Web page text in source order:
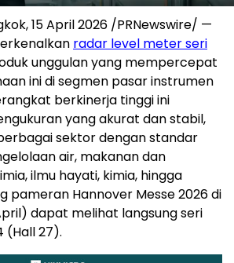
,15 April 2026 /PRNewswire/ —
radar level meter seri
unggulan yang mempercepat
ini di segmen pasar instrumen
berkinerja tinggi ini
yang akurat dan stabil,
sektor dengan standar
air, makanan dan
ilmu hayati, kimia, hingga
pameran Hannover Messe 2026 di
dapat melihat langsung seri
(Hall 27).